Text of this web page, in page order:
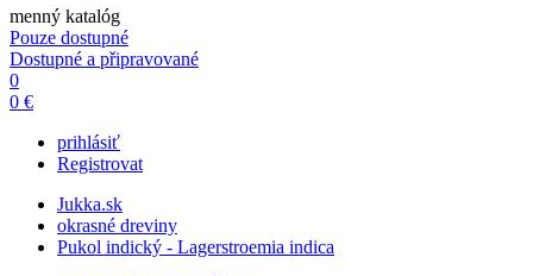
menný katalóg
Pouze dostupné
Dostupné a připravované
0
0 €
prihlásiť
Registrovat
Jukka.sk
okrasné dreviny
Pukol indický - Lagerstroemia indica